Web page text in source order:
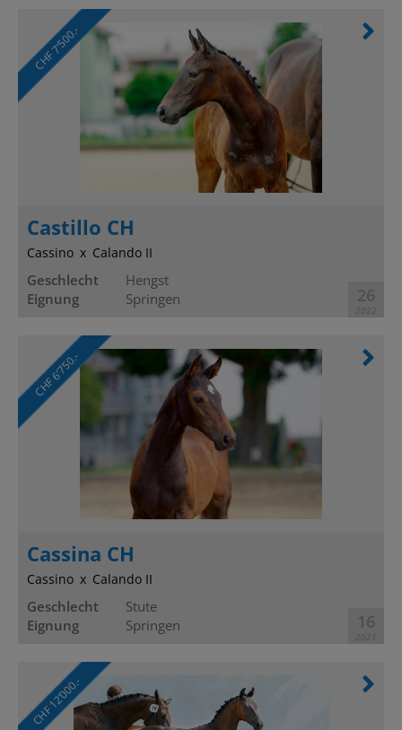
CHF 7’500.-
Castillo CH
Cassino Calando II
Geschlecht
Hengst
Eignung
Springen 26
CHF 6’750.-
Cassina CH
Cassino Calando II
Geschlecht
Stute
Eignung
Springen 16
CHF 12’000.-